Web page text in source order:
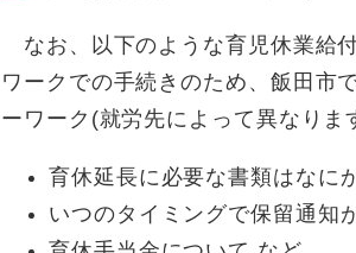
なお、以下のような育児休業給
ワークでの手続きのため、飯田市
ーワーク(就労先によって異なりま
育休延長に必要な書類はなに
いつのタイミングで保留通知